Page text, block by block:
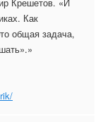
Как
общая задача,